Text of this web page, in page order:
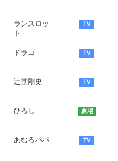
ランスロッ
ト
ドラゴ
辻堂剛史
ひろし
あむろパパ